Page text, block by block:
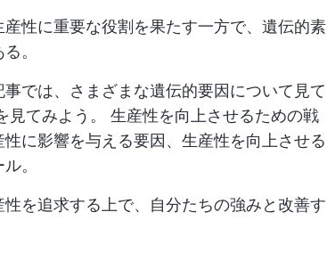
性に重要な役割を果たす一方で、遺伝的素
。
では、さまざまな遺伝的要因について見て
てみよう。
生産性を向上させるための戦
に影響を与える要因、生産性を向上させる
。
を追求する上で、自分たちの強みと改善す